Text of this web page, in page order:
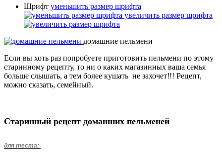
Шрифт уменьшить размер шрифта
увеличить размер шрифта
домашние пельмени
Если вы хоть раз попробуете приготовить пельмени по этому
старинному рецепту, то ни о каких магазинных ваша семья
больше слышать, а тем более кушать не захочет!!! Рецепт,
можно сказать, семейный.
Старинный рецепт домашних пельменей
для теста: